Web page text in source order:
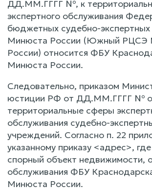
ДД.ММ.ГГГГ №, к
экспертного обслуживания
бюджетных судебно-
Минюста России (Южный РЦСЭ
России) относится ФБУ
Минюста России.
Следовательно, приказом
юстиции РФ от ДД.ММ.ГГГГ №
территориальные сферы
обслуживания судебно-
учреждений. Согласно п. 22
указанному приказу <адрес>,
спорный объект недвижимости,
обслуживания ФБУ
Минюста России.